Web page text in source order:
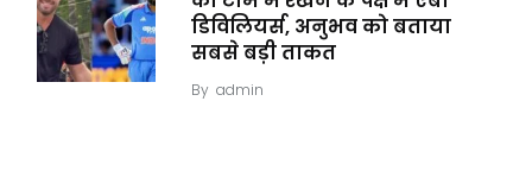
डिविलियर्स, अनुभव को बताया
सबसे बड़ी ताकत
By admin